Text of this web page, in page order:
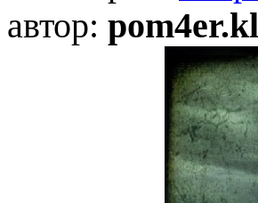
автор: